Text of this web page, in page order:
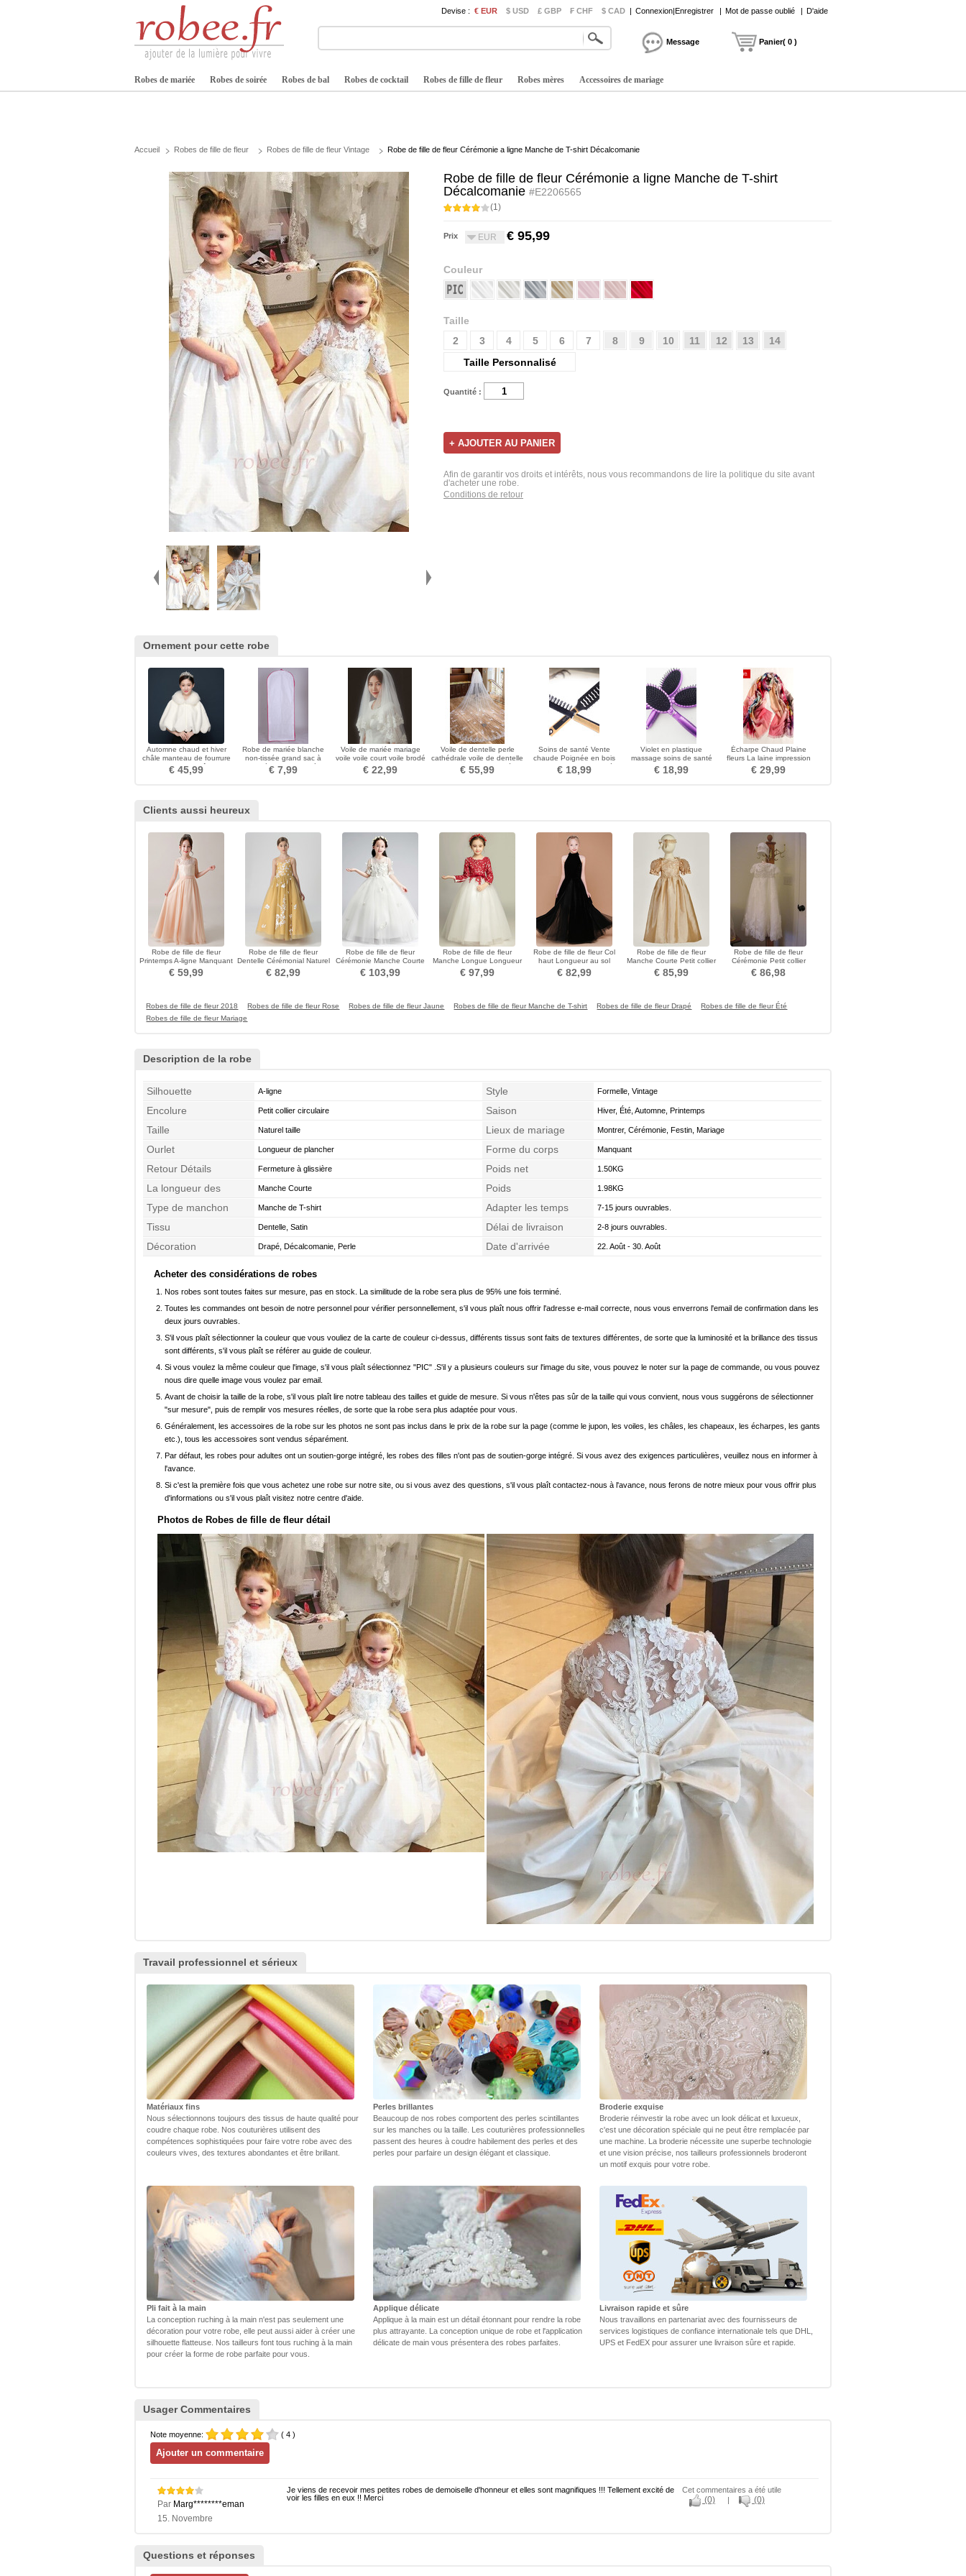
Devise : € EUR $ USD £ GBP ₣ CHF $ CAD | Connexion|Enregistrer | Mot de passe oublié | D'aide
Message Panier( 0 )
Robes de mariée Robes de soirée Robes de bal Robes de cocktail Robes de fille de fleur Robes mères Accessoires de mariage
Accueil Robes de fille de fleur Robes de fille de fleur Vintage Robe de fille de fleur Cérémonie a ligne Manche de T-shirt Décalcomanie
Robe de fille de fleur Cérémonie a ligne Manche de T-shirt
Décalcomanie #E2206565
(1)
Prix EUR € 95,99
Couleur
Taille
2
3 4 5 6 7 8 9 10 11 12 13
14
Taille Personnalisé
Quantité :
Afin de garantir vos droits et intérêts, nous vous recommandons de lire la politique du site avant
d'acheter une robe.
Conditions de retour
Ornement pour cette robe
Automne chaud et hiver
châle manteau de fourrure
de renard châle
€ 45,99
Robe de mariée blanche
non-tissée grand sac à
poussière anti-poussière
€ 7,99
Voile de mariée mariage
voile voile court voile brodé
dentelle
€ 22,99
Voile de dentelle perle
cathédrale voile de dentelle
de luxe voile de mariée
€ 55,99
Soins de santé Vente
chaude Poignée en bois
Plastique Haute qualité
Petit miroir et peigne
€ 18,99
Violet en plastique
massage soins de santé
ovale petit miroir et peigne
€ 18,99
Écharpe Chaud Plaine
fleurs La laine impression
Kaki Allonger
€ 29,99
Clients aussi heureux
Robe de fille de fleur
Printemps A-ligne Manquant
Sans Manches
€ 59,99
Robe de fille de fleur
Dentelle Cérémonial Naturel
taille Printemps
€ 82,99
Robe de fille de fleur
Cérémonie Manche Courte
net Naturel taille
€ 103,99
Robe de fille de fleur
Manche Longue Longueur
Cheville Couvert de
Dentelle
€ 97,99
Robe de fille de fleur Col
haut Longueur au sol
Ancien Sans Manches
€ 82,99
Robe de fille de fleur
Manche Courte Petit collier
circulaire
€ 85,99
Robe de fille de fleur
Cérémonie Petit collier
circulaire Manquant
€ 86,98
Robes de fille de fleur 2018 Robes de fille de fleur Rose Robes de fille de fleur Jaune Robes de fille de fleur Manche de T-shirt Robes de fille de fleur Drapé
Robes de fille de fleur Été
Robes de fille de fleur Mariage
Description de la robe
Silhouette A-ligne Style Formelle, Vintage
Encolure Petit collier circulaire Saison Hiver, Été, Automne, Printemps
Taille Naturel taille Lieux de mariage Montrer, Cérémonie, Festin, Mariage
Ourlet Longueur de plancher Forme du corps Manquant
Retour Détails Fermeture à glissière Poids net 1.50KG
La longueur des
manches
Manche Courte Poids 1.98KG
Type de manchon Manche de T-shirt Adapter les temps 7-15 jours ouvrables.
Tissu Dentelle, Satin Délai de livraison 2-8 jours ouvrables.
Décoration Drapé, Décalcomanie, Perle Date d'arrivée 22. Août - 30. Août
Acheter des considérations de robes
Nos robes sont toutes faites sur mesure, pas en stock. La similitude de la robe sera plus de 95% une fois terminé.
Toutes les commandes ont besoin de notre personnel pour vérifier personnellement, s'il vous plaît nous offrir l'adresse e-mail correcte, nous vous enverrons l'email de confirmation dans les
deux jours ouvrables.
S'il vous plaît sélectionner la couleur que vous vouliez de la carte de couleur ci-dessus, différents tissus sont faits de textures différentes, de sorte que la luminosité et la brillance des tissus
sont différents, s'il vous plaît se référer au guide de couleur.
Si vous voulez la même couleur que l'image, s'il vous plaît sélectionnez "PIC" .S'il y a plusieurs couleurs sur l'image du site, vous pouvez le noter sur la page de commande, ou vous pouvez
nous dire quelle image vous voulez par email.
Avant de choisir la taille de la robe, s'il vous plaît lire notre tableau des tailles et guide de mesure. Si vous n'êtes pas sûr de la taille qui vous convient, nous vous suggérons de sélectionner
"sur mesure", puis de remplir vos mesures réelles, de sorte que la robe sera plus adaptée pour vous.
Généralement, les accessoires de la robe sur les photos ne sont pas inclus dans le prix de la robe sur la page (comme le jupon, les voiles, les châles, les chapeaux, les écharpes, les gants
etc.), tous les accessoires sont vendus séparément.
Par défaut, les robes pour adultes ont un soutien-gorge intégré, les robes des filles n'ont pas de soutien-gorge intégré. Si vous avez des exigences particulières, veuillez nous en informer à
l'avance.
Si c'est la première fois que vous achetez une robe sur notre site, ou si vous avez des questions, s'il vous plaît contactez-nous à l'avance, nous ferons de notre mieux pour vous offrir plus
d'informations ou s'il vous plaît visitez notre centre d'aide.
Photos de Robes de fille de fleur détail
Travail professionnel et sérieux
Matériaux fins
Nous sélectionnons toujours des tissus de haute qualité pour
coudre chaque robe. Nos couturières utilisent des
compétences sophistiquées pour faire votre robe avec des
couleurs vives, des textures abondantes et être brillant.
Perles brillantes
Beaucoup de nos robes comportent des perles scintillantes
sur les manches ou la taille. Les couturières professionnelles
passent des heures à coudre habilement des perles et des
perles pour parfaire un design élégant et classique.
Broderie exquise
Broderie réinvestir la robe avec un look délicat et luxueux,
c'est une décoration spéciale qui ne peut être remplacée par
une machine. La broderie nécessite une superbe technologie
et une vision précise, nos tailleurs professionnels broderont
un motif exquis pour votre robe.
Pli fait à la main
La conception ruching à la main n'est pas seulement une
décoration pour votre robe, elle peut aussi aider à créer une
silhouette flatteuse. Nos tailleurs font tous ruching à la main
pour créer la forme de robe parfaite pour vous.
Applique délicate
Applique à la main est un détail étonnant pour rendre la robe
plus attrayante. La conception unique de robe et l'application
délicate de main vous présentera des robes parfaites.
Livraison rapide et sûre
Nous travaillons en partenariat avec des fournisseurs de
services logistiques de confiance internationale tels que DHL,
UPS et FedEX pour assurer une livraison sûre et rapide.
Usager Commentaires
Note moyenne: ( 4 )
Par Marg********eman
15. Novembre
Je viens de recevoir mes petites robes de demoiselle d'honneur et elles sont magnifiques !!! Tellement excité de
voir les filles en eux !! Merci
Cet commentaires a été utile
(0) | (0)
Questions et réponses